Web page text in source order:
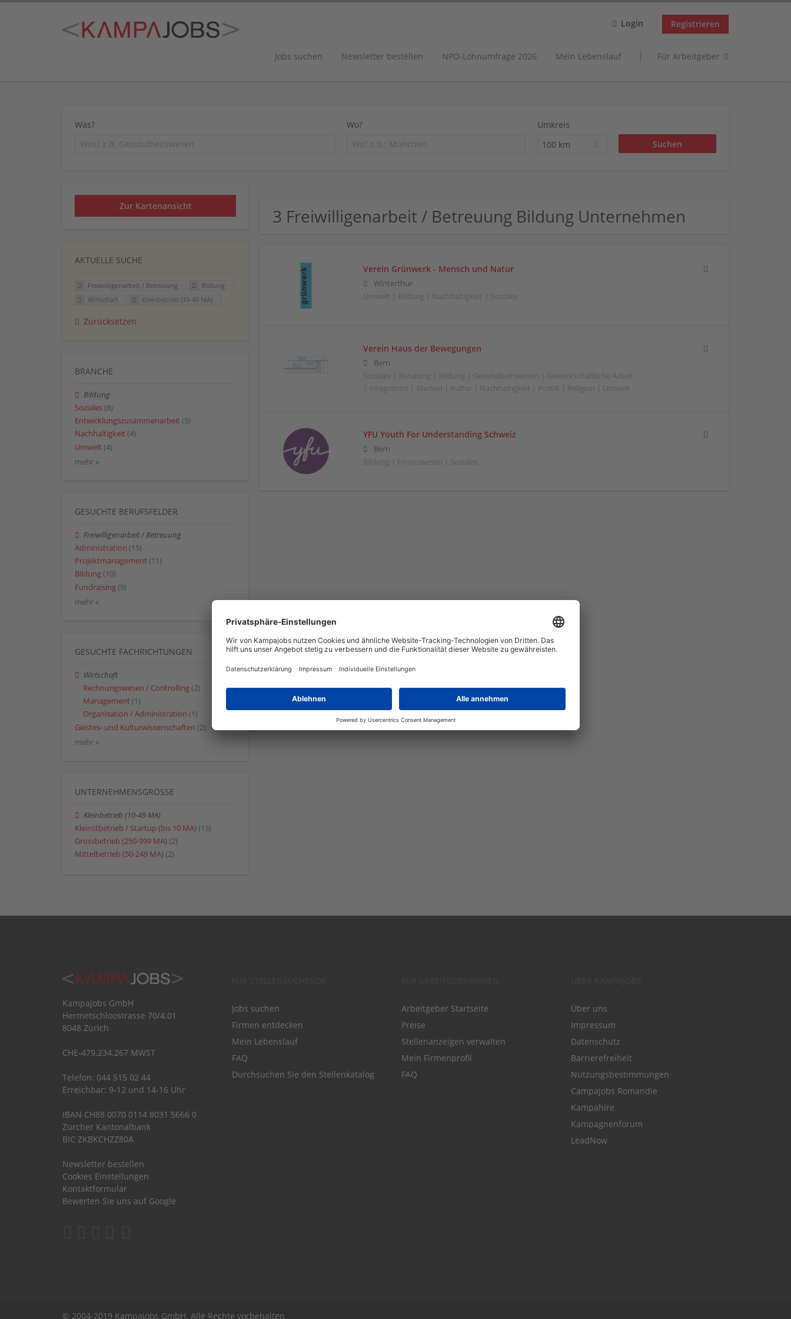
Login Registrieren
Jobs suchen Newsletter bestellen NPO-Lohnumfrage 2026 Mein Lebenslauf Für Arbeitgeber
Was? Wo?
Umkreis
100 km
3 Freiwilligenarbeit / Betreuung Bildung Unternehmen
Verein Grünwerk - Mensch und Natur
Winterthur
Umwelt | Bildung | Nachhaltigkeit | Soziales
Verein Haus der Bewegungen
Bern
Soziales | Beratung | Bildung | Gesundheitswesen | Gewerkschaftliche Arbeit
| Integration | Medien | Kultur | Nachhaltigkeit | Politik | Religion | Umwelt
YFU Youth For Understanding Schweiz
Bern
Bildung | Finanzwesen | Soziales
Zur Kartenansicht
AKTUELLE SUCHE
Freiwilligenarbeit / Betreuung
Bildung
Wirtschaft
Kleinbetrieb (10-49 MA)
Zurücksetzen
BRANCHE
Bildung
Soziales (8)
Entwicklungszusammenarbeit (5)
Nachhaltigkeit (4)
Umwelt (4)
mehr »
GESUCHTE BERUFSFELDER
Freiwilligenarbeit / Betreuung
Administration (15)
Projektmanagement (11)
Bildung (10)
Fundraising (9)
mehr »
GESUCHTE FACHRICHTUNGEN
Wirtschaft
Rechnungswesen / Controlling (2)
Management (1)
Organisation / Administration (1)
Geistes- und Kulturwissenschaften (2)
mehr »
UNTERNEHMENSGRÖSSE
Kleinbetrieb (10-49 MA)
Kleinstbetrieb / Startup (bis 10 MA) (13)
Grossbetrieb (250-999 MA) (2)
Mittelbetrieb (50-249 MA) (2)
Kampajobs GmbH
Hermetschloostrasse 70/4.01
8048 Zürich
CHE-479.234.267 MWST
Telefon: 044 515 02 44
Erreichbar: 9-12 und 14-16 Uhr
IBAN CH88 0070 0114 8031 5666 0
Zürcher Kantonalbank
BIC ZKBKCHZZ80A
Newsletter bestellen
Cookies Einstellungen
Kontaktformular
Bewerten Sie uns auf Google
Jobs suchen
Firmen entdecken
Mein Lebenslauf
FAQ
Durchsuchen Sie den Stellenkatalog
Arbeitgeber Startseite
Preise
Stellenanzeigen verwalten
Mein Firmenprofil
FAQ
Über uns
Impressum
Datenschutz
Barrierefreiheit
Nutzungsbestimmungen
Campajobs Romandie
Kampahire
Kampagnenforum
LeadNow
© 2004-2019 Kampajobs GmbH. Alle Rechte vorbehalten